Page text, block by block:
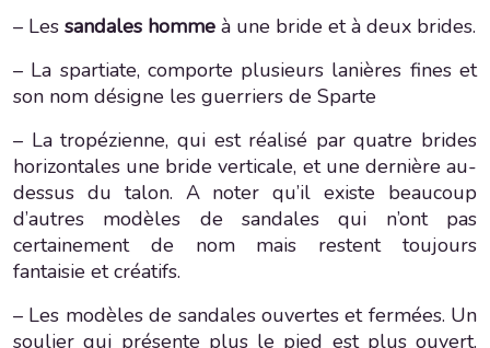
– Les sandales homme à une bride et à deux brides.
– La spartiate, comporte plusieurs lanières fines et
son nom désigne les guerriers de Sparte
– La tropézienne, qui est réalisé par quatre brides
horizontales une bride verticale, et une dernière au-
dessus du talon. A noter qu’il existe beaucoup
d’autres modèles de sandales qui n’ont pas
certainement de nom mais restent toujours
fantaisie et créatifs.
– Les modèles de sandales ouvertes et fermées. Un
soulier qui présente plus le pied est plus ouvert.